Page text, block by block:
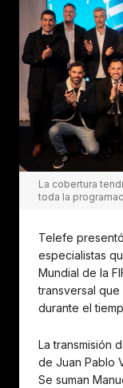
La cobertura
toda la
Telefe
especialistas
Mundial de la
transversal
durante el
La transmisión
de Juan Pablo
Se suman